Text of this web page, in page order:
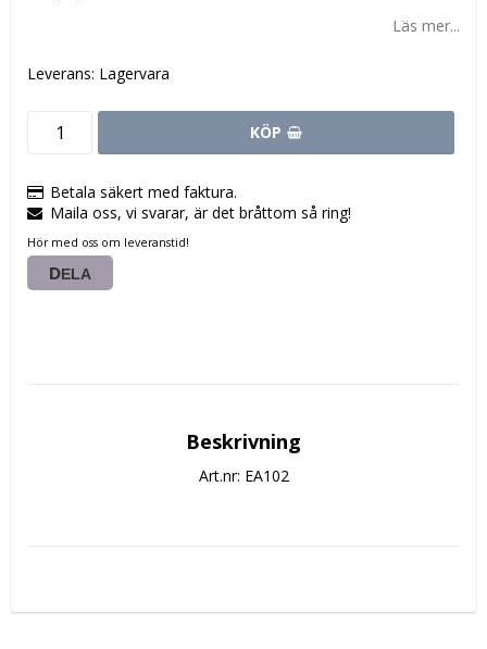
Läs mer...
Leverans: Lagervara
KÖP
Betala säkert med faktura.
Maila oss, vi svarar, är det bråttom så ring!
Hör med oss om leveranstid!
DELA
Beskrivning
Art.nr: EA102